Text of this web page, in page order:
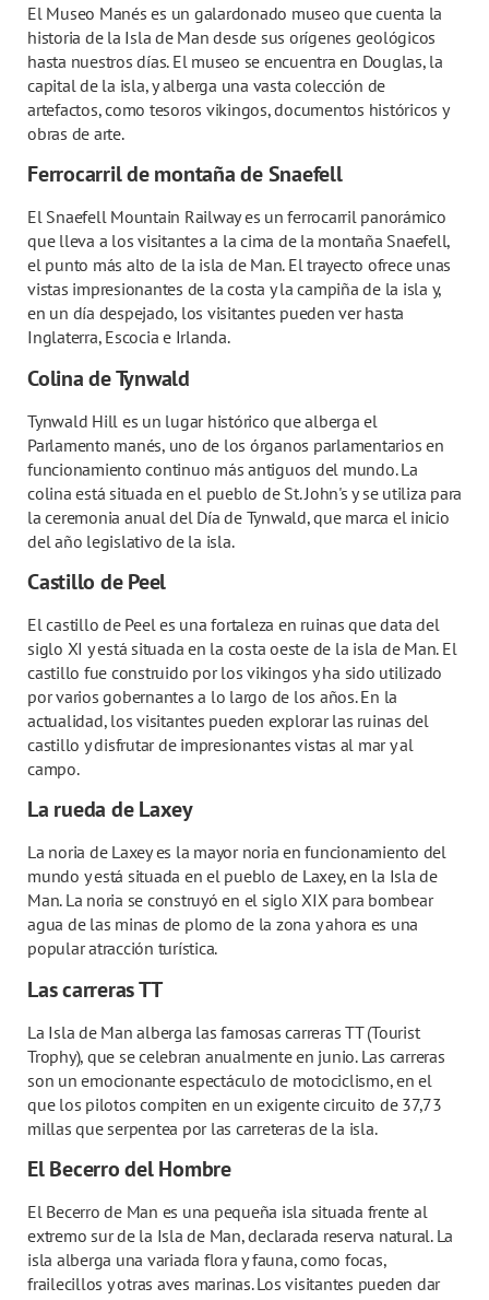
El Museo Manés es un galardonado museo que cuenta la
historia de la Isla de Man desde sus orígenes geológicos
hasta nuestros días. El museo se encuentra en Douglas, la
capital de la isla, y alberga una vasta colección de
artefactos, como tesoros vikingos, documentos históricos y
obras de arte.
Ferrocarril de montaña de Snaefell
El Snaefell Mountain Railway es un ferrocarril panorámico
que lleva a los visitantes a la cima de la montaña Snaefell,
el punto más alto de la isla de Man. El trayecto ofrece unas
vistas impresionantes de la costa y la campiña de la isla y,
en un día despejado, los visitantes pueden ver hasta
Inglaterra, Escocia e Irlanda.
Colina de Tynwald
Tynwald Hill es un lugar histórico que alberga el
Parlamento manés, uno de los órganos parlamentarios en
funcionamiento continuo más antiguos del mundo. La
colina está situada en el pueblo de St. John's y se utiliza para
la ceremonia anual del Día de Tynwald, que marca el inicio
del año legislativo de la isla.
Castillo de Peel
El castillo de Peel es una fortaleza en ruinas que data del
siglo XI y está situada en la costa oeste de la isla de Man. El
castillo fue construido por los vikingos y ha sido utilizado
por varios gobernantes a lo largo de los años. En la
actualidad, los visitantes pueden explorar las ruinas del
castillo y disfrutar de impresionantes vistas al mar y al
campo.
La rueda de Laxey
La noria de Laxey es la mayor noria en funcionamiento del
mundo y está situada en el pueblo de Laxey, en la Isla de
Man. La noria se construyó en el siglo XIX para bombear
agua de las minas de plomo de la zona y ahora es una
popular atracción turística.
Las carreras TT
La Isla de Man alberga las famosas carreras TT (Tourist
Trophy), que se celebran anualmente en junio. Las carreras
son un emocionante espectáculo de motociclismo, en el
que los pilotos compiten en un exigente circuito de 37,73
millas que serpentea por las carreteras de la isla.
El Becerro del Hombre
El Becerro de Man es una pequeña isla situada frente al
extremo sur de la Isla de Man, declarada reserva natural. La
isla alberga una variada flora y fauna, como focas,
frailecillos y otras aves marinas. Los visitantes pueden dar